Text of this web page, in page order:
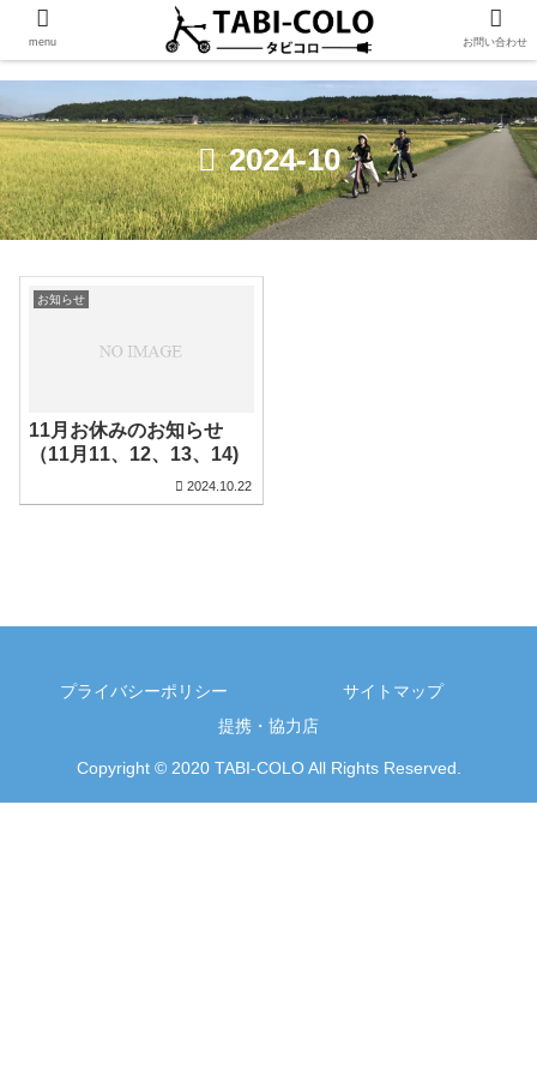
2024-10
お知らせ
11月お休みのお知らせ
（11月11、12、13、14)
2024.10.22
プライバシーポリシー
サイトマップ
提携・協力店
Copyright © 2020 TABI-COLO All Rights Reserved.
menu お問い合わせ